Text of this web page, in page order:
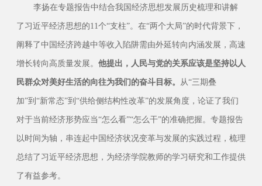
李扬在专题报告中结合我国经济思想发展历史梳理和讲解
了习近平经济思想的11个“支柱”。在“两个大局”的时代背景下，
阐释了中国经济跨越中等收入陷阱需由外延转向内涵发展，高速
增长转向高质量发展。 他提出，人民与党的关系应该是坚持以人
民群众对美好生活的向往为我们的奋斗目标。
从“三期叠
加”到“新常态”到“供给侧结构性改革”的发展角度，论证了我们
对于当前经济形势应当“怎么看”“怎么干”的准确把握。专题报告
以时间为轴，串连起中国经济状况变革与发展的实践过程，梳理
总结了习近平经济思想，为经济学院教师的学习研究和工作提供
了有益参考。